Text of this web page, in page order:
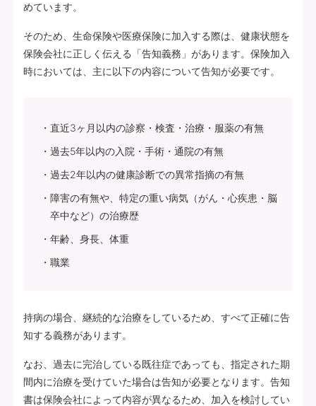
めています。
そのため、生命保険や医療保険に加入する際は、健康状態を
保険会社に正しく伝える「告知義務」があります。保険加入
時においては、主に以下の内容について告知が必要です。
直近3ヶ月以内の診察・検査・治療・服薬の有無
過去5年以内の入院・手術・通院の有無
過去2年以内の健康診断での異常指摘の有無
障害の有無や、特定の重い病気（がん・心疾患・脳
卒中など）の治療歴
年齢、身長、体重
職業
持病の場合、継続的な治療をしているため、すべて正確に告
知する義務があります。
なお、過去に完治している既往症であっても、指定された期
間内に治療を受けていた場合は告知が必要となります。告知
書は保険会社によって内容が異なるため、加入を検討してい